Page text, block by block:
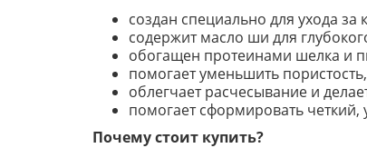
создан специально для ухода
содержит масло ши для
обогащен протеинами шелка и
помогает уменьшить
облегчает расчесывание и
помогает сформировать четкий,
Почему стоит купить?